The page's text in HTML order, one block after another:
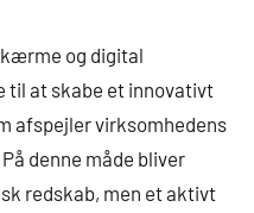
og digital
til at skabe et innovativt
afspejler virksomhedens
denne måde bliver
redskab, men et aktivt